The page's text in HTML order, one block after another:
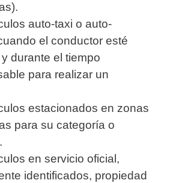
auto-taxi o auto-
el conductor esté
durante el tiempo
para realizar un
estacionados en zonas
para su categoría o
en servicio oficial,
identificados, propiedad